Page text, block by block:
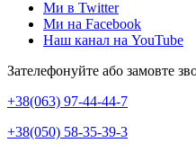
Ми в Twitter
Ми на Facebook
Наш канал на YouTube
Зателефонуйте або замовте
+38(063) 97-44-44-7
+38(050) 58-35-39-3